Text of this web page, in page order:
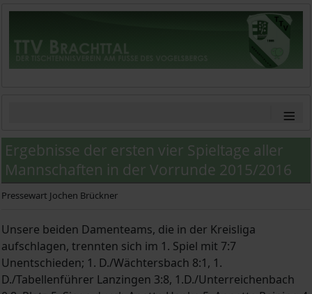
≡
Ergebnisse der ersten vier Spieltage aller
Mannschaften in der Vorrunde 2015/2016
Pressewart Jochen Brückner
Unsere beiden Damenteams, die in der Kreisliga
aufschlagen, trennten sich im 1. Spiel mit 7:7
Unentschieden; 1. D./Wächtersbach 8:1, 1.
D./Tabellenführer Lanzingen 3:8, 1.D./Unterreichenbach